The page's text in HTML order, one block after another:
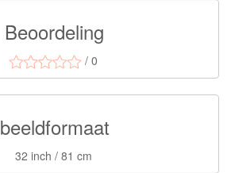
Beoordeling
/ 0
beeldformaat
32 inch / 81 cm